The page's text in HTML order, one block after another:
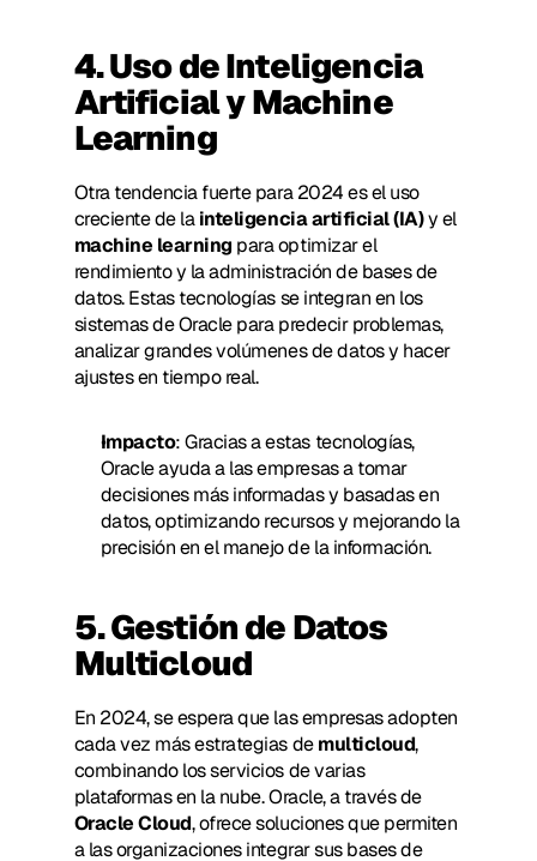
4. Uso de Inteligencia
Artificial y Machine
Learning
Otra tendencia fuerte para 2024 es el uso
creciente de la inteligencia artificial (IA)
machine learning para optimizar el
rendimiento y la administración de bases de
datos. Estas tecnologías se integran en los
sistemas de Oracle para predecir problemas,
analizar grandes volúmenes de datos y hacer
ajustes en tiempo real.
Impacto: Gracias a estas tecnologías,
Oracle ayuda a las empresas a tomar
decisiones más informadas y basadas en
datos, optimizando recursos y mejorando la
precisión en el manejo de la información.
5. Gestión de Datos
Multicloud
En 2024, se espera que las empresas adopten
cada vez más estrategias de multicloud,
combinando los servicios de varias
plataformas en la nube. Oracle, a través de
Oracle Cloud, ofrece soluciones que permiten
a las organizaciones integrar sus bases de